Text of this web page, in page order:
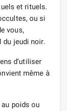
et rituels.
ou si
vous,
du jeudi noir.
d’utiliser
même à
poids ou